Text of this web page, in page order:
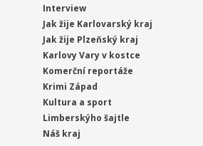
Interview
Jak žije Karlovarský kraj
Jak žije Plzeňský kraj
Karlovy Vary v kostce
Komerční reportáže
Krimi Západ
Kultura a sport
Limberskýho šajtle
Náš kraj